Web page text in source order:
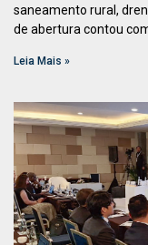
saneamento rural,
de abertura contou
Leia Mais »